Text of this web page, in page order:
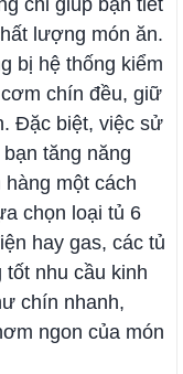
chỉ giúp bạn tiết
lượng món ăn.
bị hệ thống kiểm
chín đều, giữ
Đặc biệt, việc sử
tăng năng
một cách
chọn loại tủ 6
hay gas, các tủ
tốt nhu cầu kinh
chín nhanh,
ngon của món